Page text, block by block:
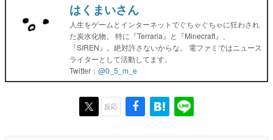
はくまいさん
人生をゲームとインターネットでぐちゃぐちゃに狂わされ
た炭水化物。 特に『Terraria』と『Minecraft』、
『SIREN』。絶対許さないからな。 電ファミではニュース
ライターとして活動してます。
Twitter： @0_5_m_e
反応